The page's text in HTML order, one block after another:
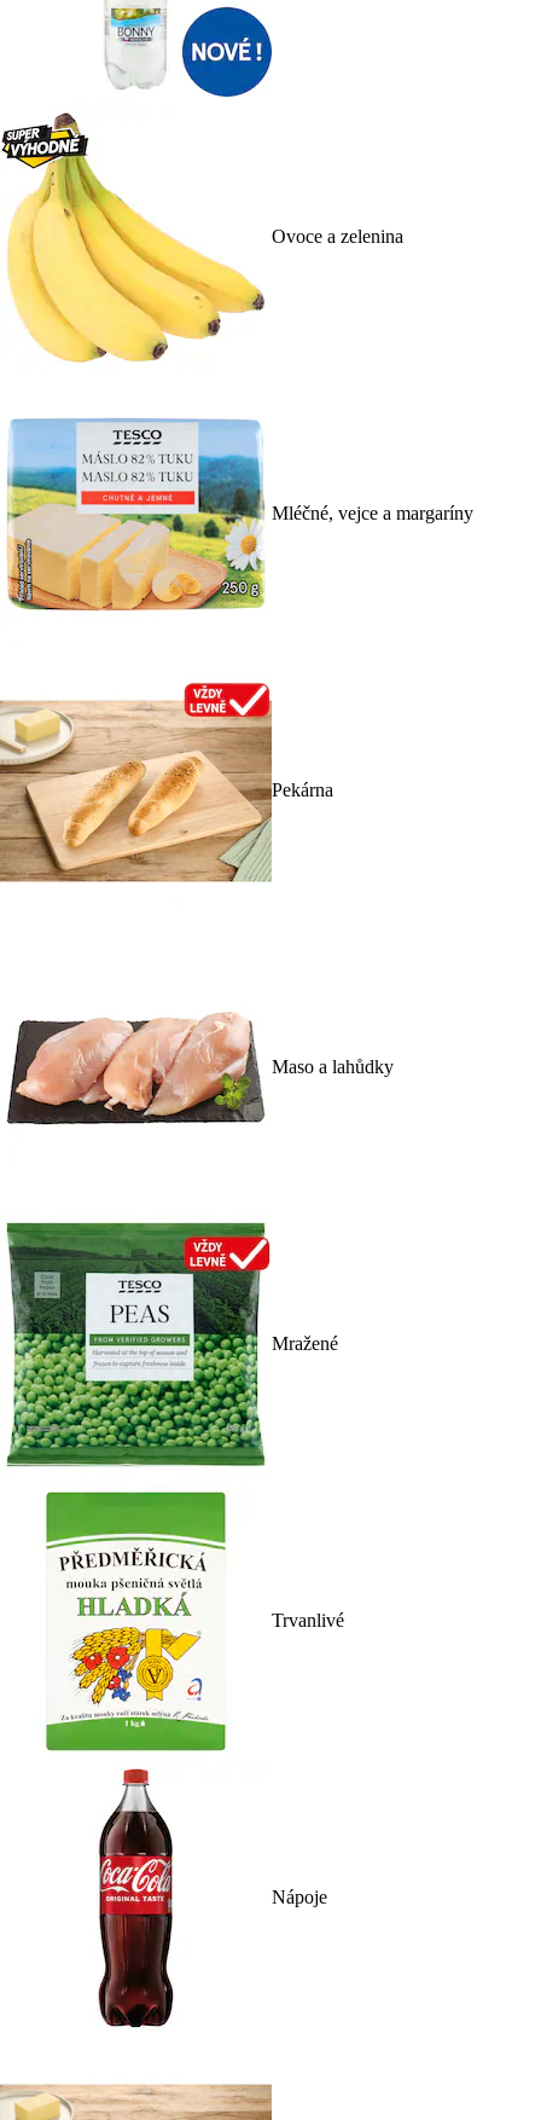
Ovoce a zelenina
Mléčné, vejce a margaríny
Pekárna
Maso a lahůdky
Mražené
Trvanlivé
Nápoje